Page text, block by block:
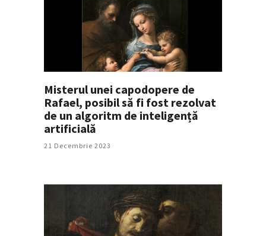
Misterul unei capodopere de
Rafael, posibil să fi fost rezolvat
de un algoritm de inteligență
artificială
21 Decembrie 2023